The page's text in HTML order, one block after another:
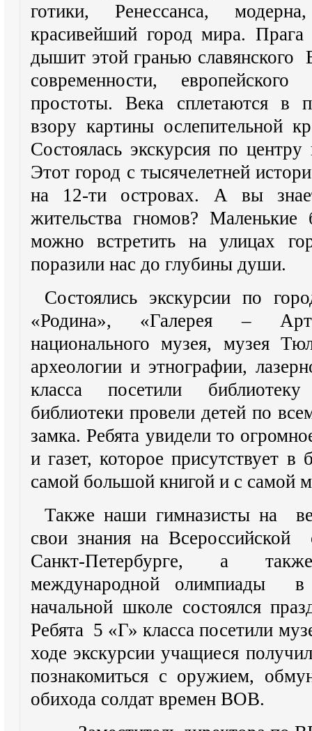
готики, Ренессанса,
красивейший город мира.
дышит этой гранью славянского
современности,
простоты. Века сплетаются в
взору картины ослепительной
Состоялась экскурсия по
Этот город с тысячелетней
на 12-ти островах. А вы
жительства гномов?
можно встретить на улицах
поразили нас до глубины души.
Состоялись экскурсии по
«Родина», «Галерея –
национального музея, музея
археологии и этнографии,
класса посетили
библиотеки провели детей по
замка. Ребята увидели то
и газет, которое присутствует в
самой большой книгой и с самой
Также наши гимназисты на
свои знания на Всероссийской
Санкт-Петербурге, а
международной
начальной школе состоялся
Ребята 5 «Г» класса посетили
ходе экскурсии учащиеся
познакомиться с оружием,
обихода солдат времен ВОВ.